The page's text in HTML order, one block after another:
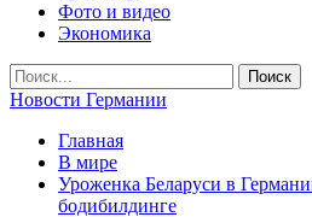
Фото и видео
Экономика
Новости Германии
Главная
В мире
Уроженка Беларуси в
бодибилдинге